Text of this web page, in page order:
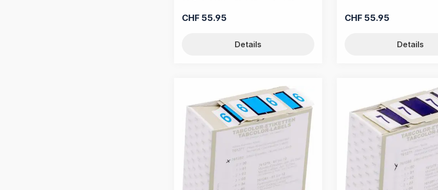
Regulärer Preis:
CHF 55.95
Details
Regulärer Preis:
CHF 55.95
Details